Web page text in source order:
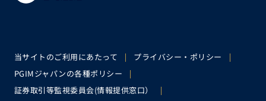
当サイトのご利用にあたって
プライバシー・ポリシー
PGIMジャパンの各種ポリシー
証券取引等監視委員会(情報提供窓口）